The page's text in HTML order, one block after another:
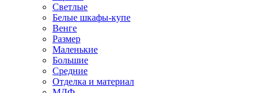
Светлые
Белые шкафы-купе
Венге
Размер
Маленькие
Большие
Средние
Отделка и материал